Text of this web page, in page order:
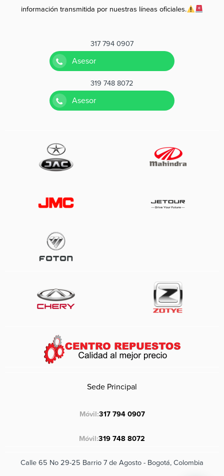
información transmitida por nuestras líneas oficiales.
317 794 0907
Asesor
319 748 8072
Asesor
Sede Principal
Móvil:317 794 0907
Móvil:319 748 8072
Calle 65 No 29-25 Barrio 7 de Agosto - Bogotá, Colombia